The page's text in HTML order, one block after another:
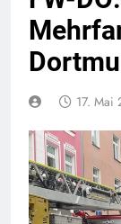
17. Mai